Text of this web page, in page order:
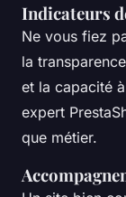
Indicateurs
Ne vous fiez
la
et la capacité
expert
que métier.